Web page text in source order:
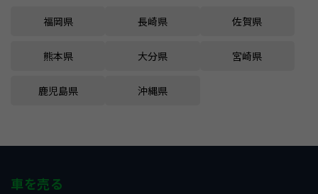
福岡県 長崎県 佐賀県
熊本県 大分県 宮崎県
鹿児島県 沖縄県
車を売る